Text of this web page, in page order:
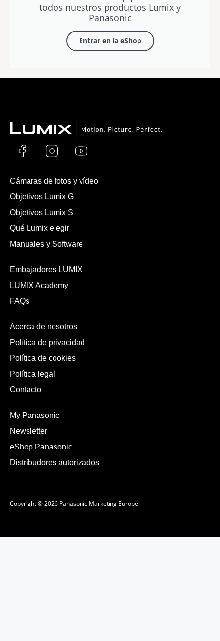
todos nuestros productos Lumix y
Panasonic​
Entrar en la eShop
Cámaras de fotos y vídeo
Objetivos Lumix G
Objetivos Lumix S
Qué Lumix elegir
Manuales y Software
Embajadores LUMIX
LUMIX Academy
FAQs
Acerca de nosotros
Política de privacidad
Política de cookies
Política legal
Contacto
My Panasonic
Newsletter
eShop Panasonic
Distribudores autorizados
Copyright © 2026 Panasonic Marketing Europe